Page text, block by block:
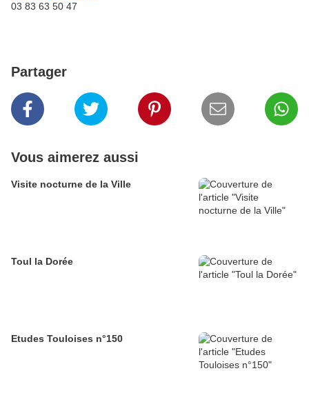
03 83 63 50 47
Partager
Vous aimerez aussi
Visite nocturne de la Ville
Toul la Dorée
Etudes Touloises n°150